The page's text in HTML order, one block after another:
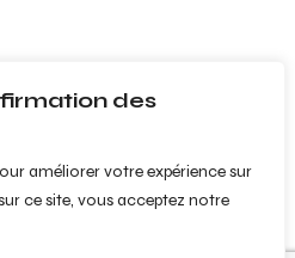
des
améliorer votre expérience sur
ce site, vous acceptez notre